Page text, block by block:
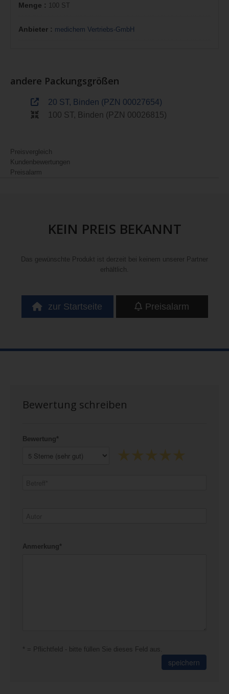
Menge : 100 ST
Anbieter : medichem Vertriebs-GmbH
andere Packungsgrößen
20 ST, Binden (PZN 00027654)
100 ST, Binden (PZN 00026815)
Preisvergleich
Kundenbewertungen
Preisalarm
KEIN PREIS BEKANNT
Das gewünschte Produkt ist derzeit bei keinem unserer Partner
erhältlich.
zur Startseite Preisalarm
Bewertung schreiben
Bewertung*
Anmerkung*
* = Pflichtfeld - bitte füllen Sie dieses Feld aus.
speichern